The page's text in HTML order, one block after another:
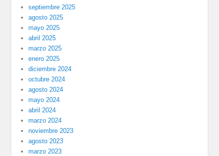
septiembre 2025
agosto 2025
mayo 2025
abril 2025
marzo 2025
enero 2025
diciembre 2024
octubre 2024
agosto 2024
mayo 2024
abril 2024
marzo 2024
noviembre 2023
agosto 2023
marzo 2023